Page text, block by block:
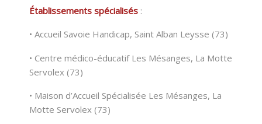
Établissements spécialisés :
• Accueil Savoie Handicap, Saint Alban Leysse (73)
• Centre médico-éducatif Les Mésanges, La Motte
Servolex (73)
• Maison d’Accueil Spécialisée Les Mésanges, La
Motte Servolex (73)